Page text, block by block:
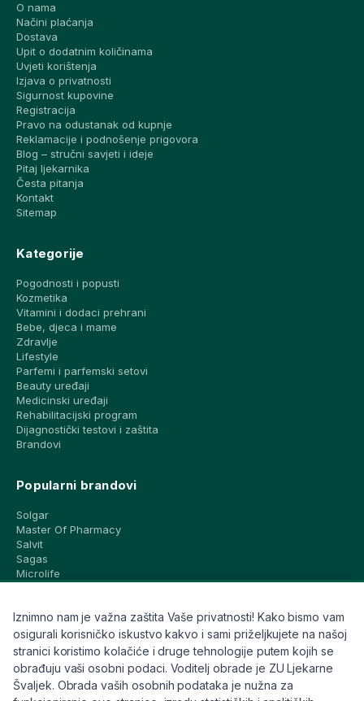
O nama
Načini plaćanja
Dostava
Upit o dodatnim količinama
Uvjeti korištenja
Izjava o privatnosti
Sigurnost kupovine
Registracija
Pravo na odustanak od kupnje
Reklamacije i podnošenje prigovora
Blog – stručni savjeti i ideje
Pitaj ljekarnika
Česta pitanja
Kontakt
Sitemap
Kategorije
Pogodnosti i popusti
Kozmetika
Vitamini i dodaci prehrani
Bebe, djeca i mame
Zdravlje
Lifestyle
Parfemi i parfemski setovi
Beauty uređaji
Medicinski uređaji
Rehabilitacijski program
Dijagnostički testovi i zaštita
Brandovi
Popularni brandovi
Solgar
Master Of Pharmacy
Salvit
Sagas
Microlife
CeraVe
Eucerin
Avene
Bioderma
Svi brandovi
Iznimno nam je važna zaštita Vaše privatnosti! Kako bismo vam
osigurali korisničko iskustvo kakvo i sami priželjkujete na našoj
stranici koristimo kolačiće i druge tehnologije putem kojih se
obrađuju vaši osobni podaci. Voditelj obrade je ZU Ljekarne
Švaljek. Obrada vaših osobnih podataka je nužna za